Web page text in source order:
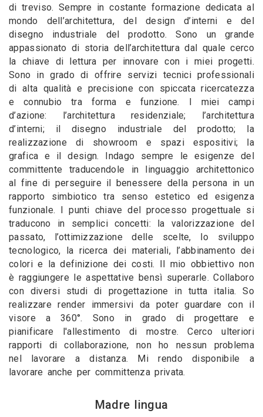
di treviso. Sempre in costante formazione dedicata al
mondo dell’architettura, del design d’interni e del
disegno industriale del prodotto. Sono un grande
appassionato di storia dell’architettura dal quale cerco
la chiave di lettura per innovare con i miei progetti.
Sono in grado di offrire servizi tecnici professionali
di alta qualità e precisione con spiccata ricercatezza
e connubio tra forma e funzione. I miei campi
d’azione: l’architettura residenziale; l’architettura
d’interni; il disegno industriale del prodotto; la
realizzazione di showroom e spazi espositivi; la
grafica e il design. Indago sempre le esigenze del
committente traducendole in linguaggio architettonico
al fine di perseguire il benessere della persona in un
rapporto simbiotico tra senso estetico ed esigenza
funzionale. I punti chiave del processo progettuale si
traducono in semplici concetti: la valorizzazione del
passato, l’ottimizzazione delle scelte, lo sviluppo
tecnologico, la ricerca dei materiali, l’abbinamento dei
colori e la definizione dei costi. Il mio obbiettivo non
è raggiungere le aspettative bensì superarle. Collaboro
con diversi studi di progettazione in tutta italia. So
realizzare render immersivi da poter guardare con il
visore a 360°. Sono in grado di progettare e
pianificare l'allestimento di mostre. Cerco ulteriori
rapporti di collaborazione, non ho nessun problema
nel lavorare a distanza. Mi rendo disponibile a
lavorare anche per committenza privata.
Madre lingua